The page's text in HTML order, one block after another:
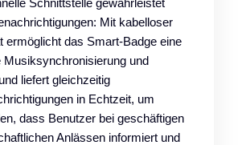
Mit kabelloser
ermöglicht das Smart-Badge eine
Musiksynchronisierung und
liefert gleichzeitig
in Echtzeit, um
dass Benutzer bei geschäftigen
Anlässen informiert und